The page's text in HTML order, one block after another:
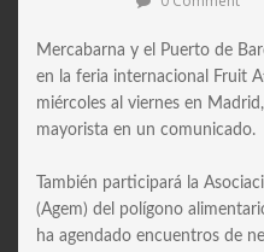
Mercabarna y el Puerto de
en la feria internacional Fruit
miércoles al viernes en
mayorista en un comunicado.
También participará la
(Agem) del polígono
ha agendado encuentros de